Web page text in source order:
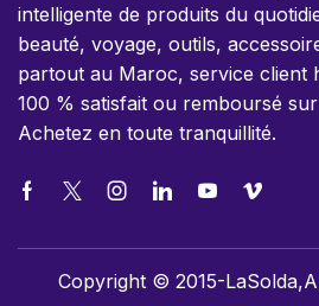
intelligente de produits du
beauté, voyage, outils,
partout au Maroc, service client
100 % satisfait ou remboursé
Achetez en toute tranquillité.
Copyright © 2015-